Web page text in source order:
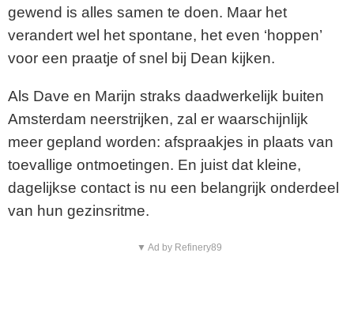
gewend is alles samen te doen. Maar het
verandert wel het spontane, het even ‘hoppen’
voor een praatje of snel bij Dean kijken.
Als Dave en Marijn straks daadwerkelijk buiten
Amsterdam neerstrijken, zal er waarschijnlijk
meer gepland worden: afspraakjes in plaats van
toevallige ontmoetingen. En juist dat kleine,
dagelijkse contact is nu een belangrijk onderdeel
van hun gezinsritme.
▼ Ad by Refinery89